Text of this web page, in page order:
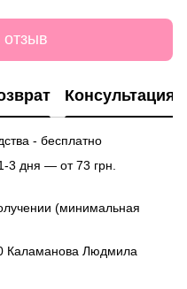
отзыв
Консультация
- бесплатно
3 дня — от 73 грн.
(минимальная
Каламанова Людмила